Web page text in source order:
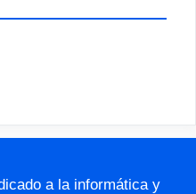
a la informática y